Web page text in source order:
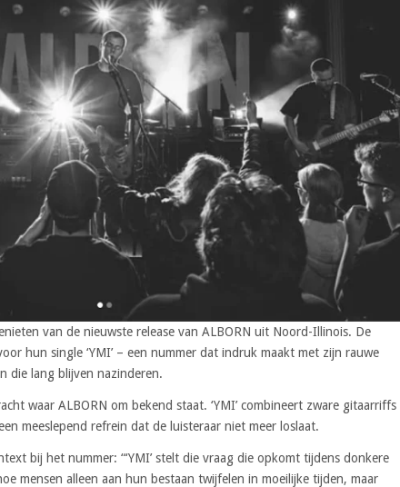
van de nieuwste release van ALBORN uit Noord-Illinois. De
hun single ‘YMI’ – een nummer dat indruk maakt met zijn rauwe
die lang blijven nazinderen.
waar ALBORN om bekend staat. ‘YMI’ combineert zware gitaarriffs
meeslepend refrein dat de luisteraar niet meer loslaat.
bij het nummer: “‘YMI’ stelt die vraag die opkomt tijdens donkere
mensen alleen aan hun bestaan twijfelen in moeilijke tijden, maar